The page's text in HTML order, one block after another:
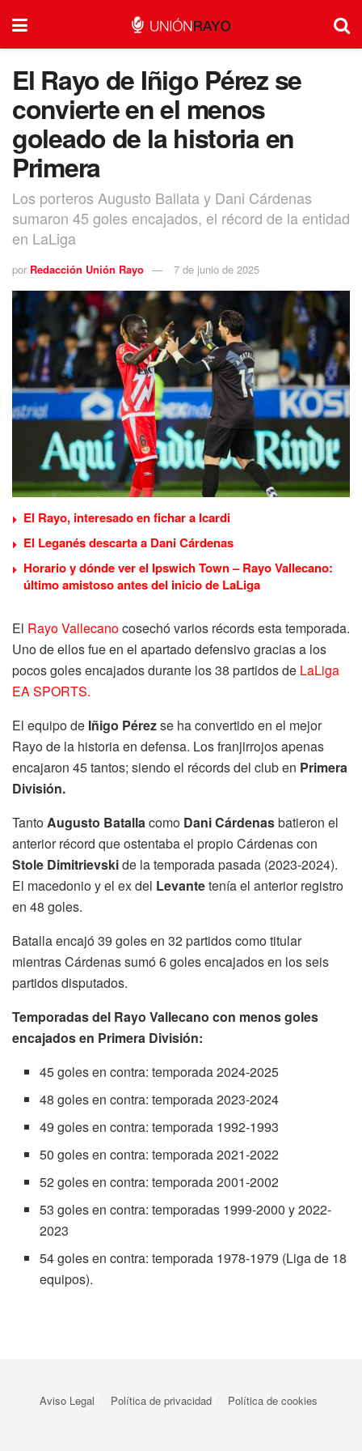
El Rayo de Iñigo Pérez se
convierte en el menos
goleado de la historia en
Primera
Los porteros Augusto Ballata y Dani Cárdenas
sumaron 45 goles encajados, el récord de la entidad
en LaLiga
por Redacción Unión Rayo 7 de junio de 2025
El Rayo, interesado en fichar a Icardi
El Leganés descarta a Dani Cárdenas
Horario y dónde ver el Ipswich Town – Rayo Vallecano:
último amistoso antes del inicio de LaLiga
El Rayo Vallecanocosechó varios récords esta temporada.
Uno de ellos fue en el apartado defensivo gracias a los
pocos goles encajados durante los 38 partidos de LaLiga
EA SPORTS.
El equipo de Iñigo Pérezse ha convertido en el mejor
Rayo de la historia en defensa. Los franjirrojos apenas
encajaron 45 tantos; siendo el récords del club en Primera
División.
TantoAugusto Batallacomo Dani Cárdenasbatieron el
anterior récord que ostentaba el propio Cárdenas con
Stole Dimitrievskide la temporada pasada (2023-2024).
El macedonio y el ex del Levantetenía el anterior registro
en 48 goles.
Batalla encajó 39 goles en 32 partidos como titular
mientras Cárdenas sumó 6 goles encajados en los seis
partidos disputados.
Temporadas del Rayo Vallecano con menos goles
encajados en Primera División:
45 goles en contra: temporada 2024-2025
48 goles en contra: temporada 2023-2024
49 goles en contra: temporada 1992-1993
50 goles en contra: temporada 2021-2022
52 goles en contra: temporada 2001-2002
53 goles en contra: temporadas 1999-2000 y 2022-
2023
54 goles en contra: temporada 1978-1979 (Liga de 18
equipos).
Aviso Legal Política de privacidad Política de cookies